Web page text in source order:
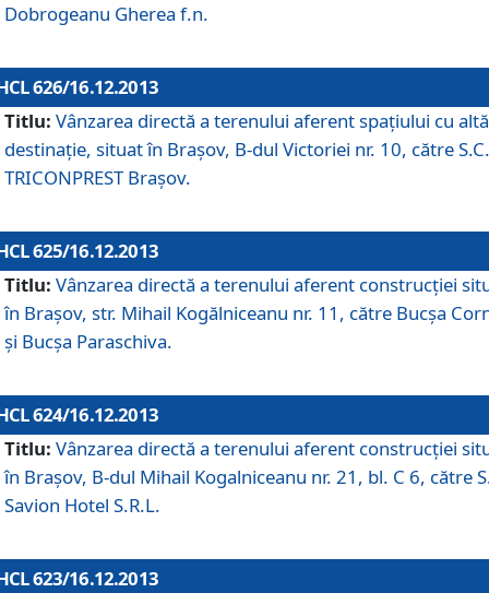
Dobrogeanu Gherea f.n.
626/16.12.2013
Titlu: Vânzarea directă a terenului aferent spaţiului cu altă
destinaţie, situat în Braşov, B-dul Victoriei nr. 10, către S.C.
TRICONPREST Braşov.
625/16.12.2013
Titlu: Vânzarea directă a terenului aferent construcţiei
în Braşov, str. Mihail Kogălniceanu nr. 11, către Bucşa
şi Bucşa Paraschiva.
624/16.12.2013
Titlu: Vânzarea directă a terenului aferent construcţiei
în Braşov, B-dul Mihail Kogalniceanu nr. 21, bl. C 6, către
Savion Hotel S.R.L.
623/16.12.2013